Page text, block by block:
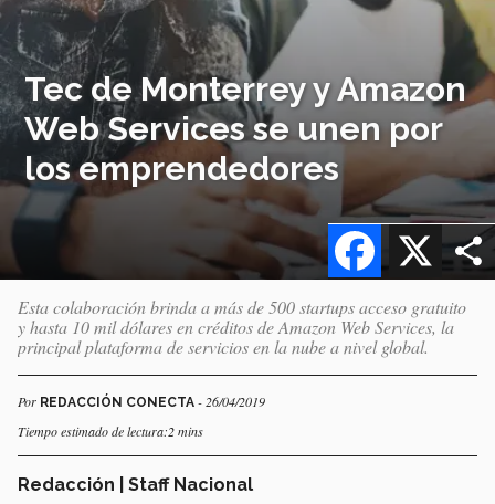
Tec de Monterrey y Amazon
Web Services se unen por
los emprendedores
X
Facebook
Esta colaboración brinda a más de 500 startups acceso gratuito
y hasta 10 mil dólares en créditos de Amazon Web Services, la
principal plataforma de servicios en la nube a nivel global.
Por REDACCIÓN CONECTA - 26/04/2019
Tiempo estimado de lectura:2 mins
Redacción | Staff Nacional